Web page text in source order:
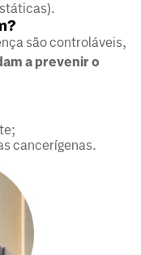
são controláveis,
a prevenir o
cancerígenas.